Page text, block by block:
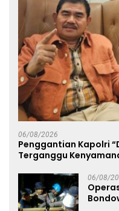
06/08/2026
Penggantian Kapolri
Terganggu
06/08/